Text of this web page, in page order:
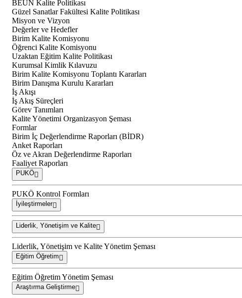
BEUN Kalite Politikası
Güzel Sanatlar Fakültesi Kalite Politikası
Misyon ve Vizyon
Değerler ve Hedefler
Birim Kalite Komisyonu
Öğrenci Kalite Komisyonu
Uzaktan Eğitim Kalite Politikası
Kurumsal Kimlik Kılavuzu
Birim Kalite Komisyonu Toplantı Kararları
Birim Danışma Kurulu Kararları
İş Akışı
İş Akış Süreçleri
Görev Tanımları
Kalite Yönetimi Organizasyon Şeması
Formlar
Birim İç Değerlendirme Raporları (BİDR)
Anket Raporları
Öz ve Akran Değerlendirme Raporları
Faaliyet Raporları
PUKÖ
PUKÖ Kontrol Formları
İyileştirmeler
Liderlik, Yönetişim ve Kalite
Liderlik, Yönetişim ve Kalite Yönetim Şeması
Eğitim Öğretim
Eğitim Öğretim Yönetim Şeması
Araştırma Geliştirme